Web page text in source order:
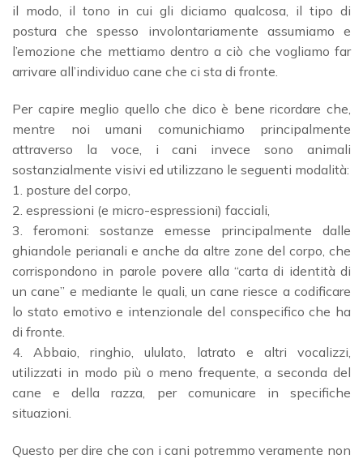
il modo, il tono in cui gli diciamo qualcosa, il tipo di
postura che spesso involontariamente assumiamo e
l’emozione che mettiamo dentro a ciò che vogliamo far
arrivare all’individuo cane che ci sta di fronte.
Per capire meglio quello che dico è bene ricordare che,
mentre noi umani comunichiamo principalmente
attraverso la voce, i cani invece sono animali
sostanzialmente visivi ed utilizzano le seguenti modalità:
1. posture del corpo,
2. espressioni (e micro-espressioni) facciali,
3. feromoni: sostanze emesse principalmente dalle
ghiandole perianali e anche da altre zone del corpo, che
corrispondono in parole povere alla “carta di identità di
un cane” e mediante le quali, un cane riesce a codificare
lo stato emotivo e intenzionale del conspecifico che ha
di fronte.
4. Abbaio, ringhio, ululato, latrato e altri vocalizzi,
utilizzati in modo più o meno frequente, a seconda del
cane e della razza, per comunicare in specifiche
situazioni.
Questo per dire che con i cani potremmo veramente non